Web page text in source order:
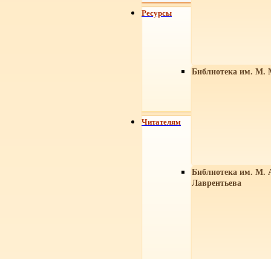
Библиотека им. М.
Библиотека им. М.
Лаврентьева
Ресурсы
Читателям